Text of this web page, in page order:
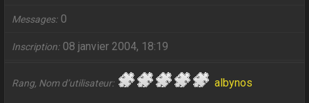
Messages 0
Inscription 08 janvier 2004, 18:19
Rang, Nom d’utilisateur albynos